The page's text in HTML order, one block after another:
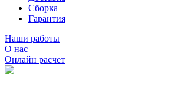
Сборка
Гарантия
Наши работы
О нас
Онлайн расчет